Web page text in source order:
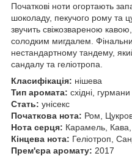
Початкові ноти огортають
шоколаду, пекучого рому та
звучить свіжозвареною
солодким мигдалем.
нестандартному тандему,
сандалу та геліотропа.
Класифікація: нішева
Тип аромата: східні, гурмани
Стать: унісекс
Початкова нота: Ром,
Нота серця: Карамель,
Кінцева нота: Геліотроп,
Прем'єра аромату: 2017